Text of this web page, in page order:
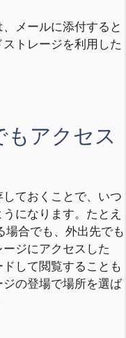
メールに添付すると
トレージを利用した
アクセス
ておくことで、いつ
になります。たとえ
場合でも、外出先でも
ジにアクセスした
して閲覧することも
の登場で場所を選ば